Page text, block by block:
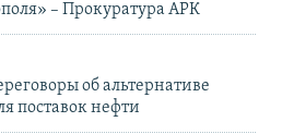
– Прокуратура АРК
об альтернативе
поставок нефти